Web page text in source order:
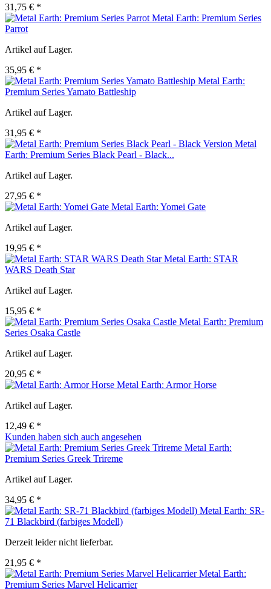
31,75 € *
Metal Earth: Premium Series
Parrot
Artikel auf Lager.
35,95 € *
Metal Earth:
Premium Series Yamato Battleship
Artikel auf Lager.
31,95 € *
Metal
Earth: Premium Series Black Pearl - Black...
Artikel auf Lager.
27,95 € *
Metal Earth: Yomei Gate
Artikel auf Lager.
19,95 € *
Metal Earth: STAR
WARS Death Star
Artikel auf Lager.
15,95 € *
Metal Earth: Premium
Series Osaka Castle
Artikel auf Lager.
20,95 € *
Metal Earth: Armor Horse
Artikel auf Lager.
12,49 € *
Kunden haben sich auch angesehen
Metal Earth:
Premium Series Greek Trireme
Artikel auf Lager.
34,95 € *
Metal Earth: SR-
71 Blackbird (farbiges Modell)
Derzeit leider nicht lieferbar.
21,95 € *
Metal Earth:
Premium Series Marvel Helicarrier